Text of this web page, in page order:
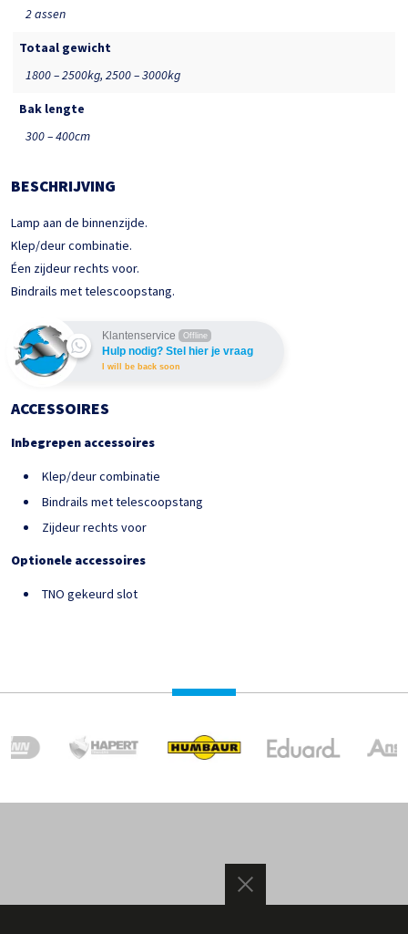
2 assen
Totaal gewicht
1800 – 2500kg, 2500 – 3000kg
Bak lengte
300 – 400cm
BESCHRIJVING
Lamp aan de binnenzijde.
Klep/deur combinatie.
Éen zijdeur rechts voor.
Bindrails met telescoopstang.
Klantenservice Offline
Hulp nodig? Stel hier je vraag
I will be back soon
ACCESSOIRES
Inbegrepen accessoires
Klep/deur combinatie
Bindrails met telescoopstang
Zijdeur rechts voor
Optionele accessoires
TNO gekeurd slot